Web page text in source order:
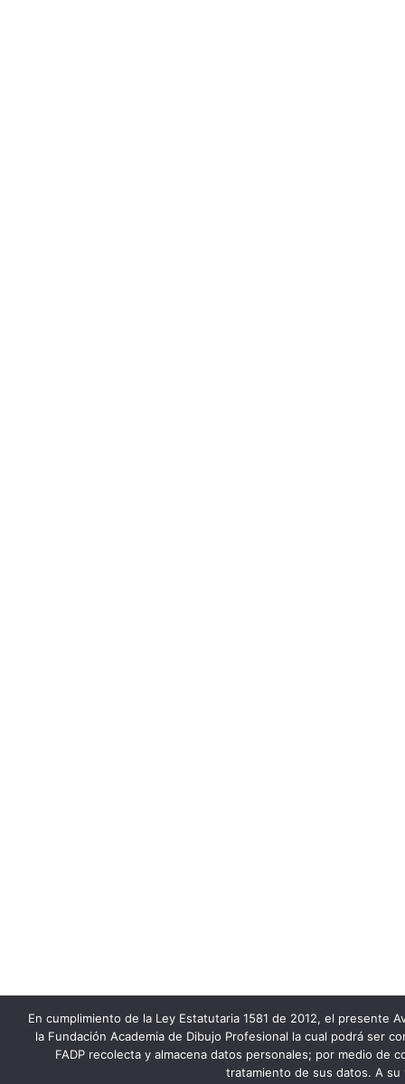
En cumplimiento de la Ley Estatutaria 1581 de 2012, el presente
la Fundación Academia de Dibujo Profesional la cual podrá ser
FADP recolecta y almacena datos personales; por medio
tratamiento de sus datos. A su